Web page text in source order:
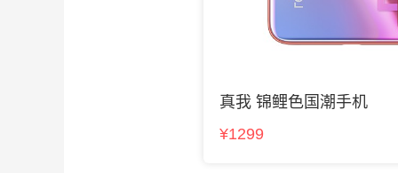
真我 锦鲤色国潮手机
¥1299